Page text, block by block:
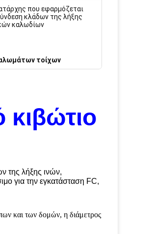
που εφαρμόζεται
κλάδων της λήξης
καλωδίων
τοίχων
κιβώτιο
της λήξης ινών,
για την εγκατάσταση FC,
και των δομών, η διάμετρος